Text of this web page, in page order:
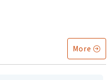
More